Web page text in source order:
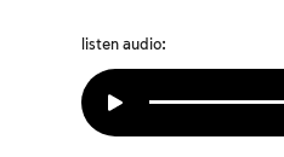
listen audio: